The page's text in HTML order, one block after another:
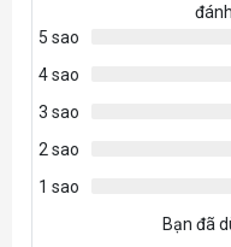
Hỗ Trợ Tản Khí
167mm
5 sao
4 sao
3 sao
2 sao
1 sao
Bạn đã